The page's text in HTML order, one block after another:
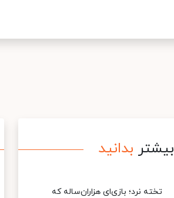
بیشتر بدانید
تخته نرد؛ بازی‌ای هزاران‌ساله که